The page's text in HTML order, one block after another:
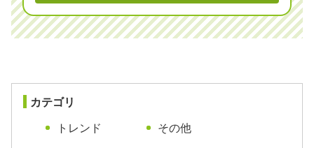
カテゴリ
トレンド
その他